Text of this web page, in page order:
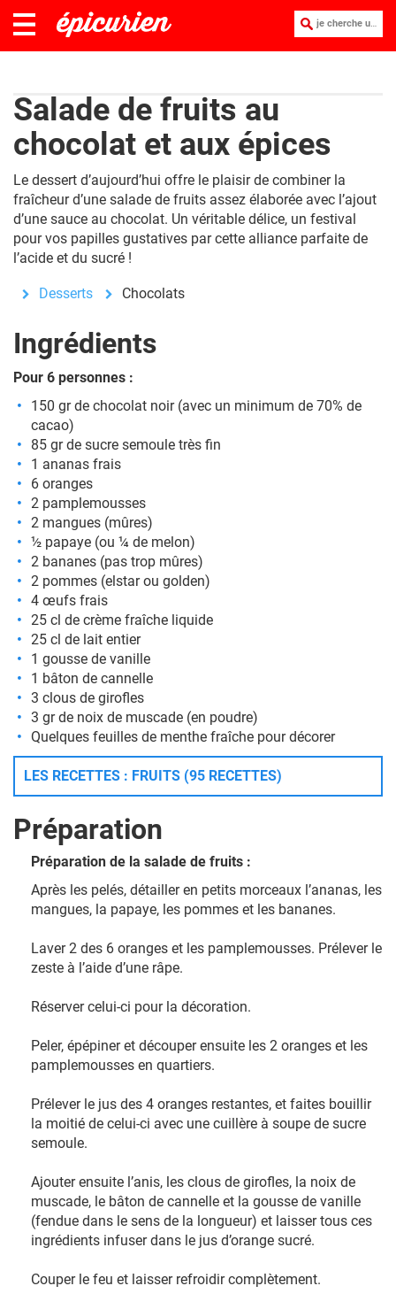
je cherche une recette :
Salade de fruits au
chocolat et aux épices
Le dessert d’aujourd’hui offre le plaisir de combiner la
fraîcheur d’une salade de fruits assez élaborée avec l’ajout
d’une sauce au chocolat. Un véritable délice, un festival
pour vos papilles gustatives par cette alliance parfaite de
l’acide et du sucré !
Desserts Chocolats
Ingrédients
Pour 6 personnes :
150 gr de chocolat noir (avec un minimum de 70% de
cacao)
85 gr de sucre semoule très fin
1 ananas frais
6 oranges
2 pamplemousses
2 mangues (mûres)
½ papaye (ou ¼ de melon)
2 bananes (pas trop mûres)
2 pommes (elstar ou golden)
4 œufs frais
25 cl de crème fraîche liquide
25 cl de lait entier
1 gousse de vanille
1 bâton de cannelle
3 clous de girofles
3 gr de noix de muscade (en poudre)
Quelques feuilles de menthe fraîche pour décorer
LES RECETTES : FRUITS (95 RECETTES)
Préparation
Préparation de la salade de fruits :
Après les pelés, détailler en petits morceaux l’ananas, les
mangues, la papaye, les pommes et les bananes.
Laver 2 des 6 oranges et les pamplemousses. Prélever le
zeste à l’aide d’une râpe.
Réserver celui-ci pour la décoration.
Peler, épépiner et découper ensuite les 2 oranges et les
pamplemousses en quartiers.
Prélever le jus des 4 oranges restantes, et faites bouillir
la moitié de celui-ci avec une cuillère à soupe de sucre
semoule.
Ajouter ensuite l’anis, les clous de girofles, la noix de
muscade, le bâton de cannelle et la gousse de vanille
(fendue dans le sens de la longueur) et laisser tous ces
ingrédients infuser dans le jus d’orange sucré.
Couper le feu et laisser refroidir complètement.